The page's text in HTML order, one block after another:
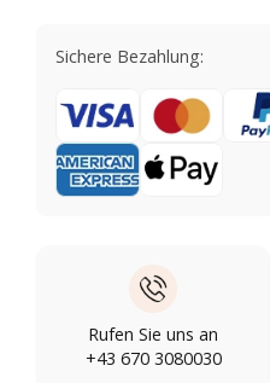
Sichere Bezahlung:
Rufen Sie uns an
+43 670 3080030